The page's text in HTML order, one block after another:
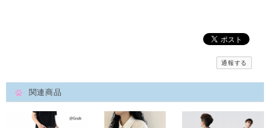
通報する
関連商品